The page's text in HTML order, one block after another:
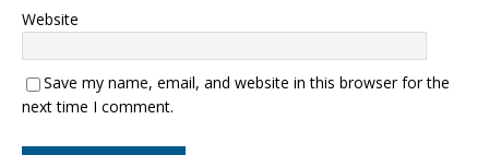
Website
Save my name, email, and website in this browser for the
next time I comment.